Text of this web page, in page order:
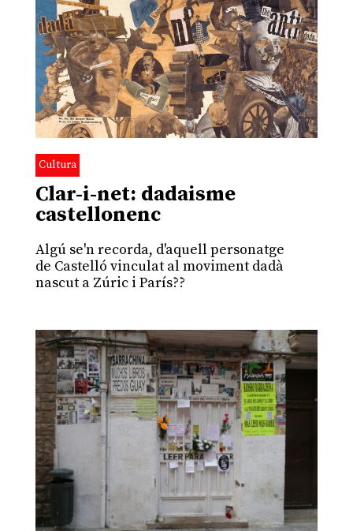
Cultura
Clar-i-net: dadaisme
castellonenc
Algú se'n recorda, d'aquell personatge
de Castelló vinculat al moviment dadà
nascut a Zúric i París??